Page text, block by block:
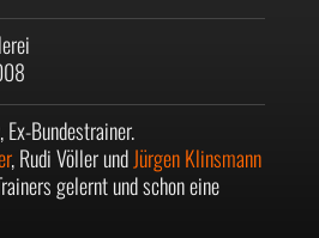
Bundestrainer.
, Rudi Völler und Jürgen Klinsmann
gelernt und schon eine